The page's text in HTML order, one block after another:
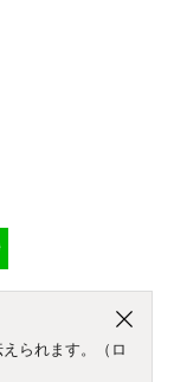
られます。（ロ